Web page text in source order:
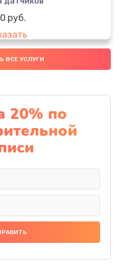
руб.
чистка
(экрана)
руб.
электроники
ВСЕ УСЛУГИ
20% по